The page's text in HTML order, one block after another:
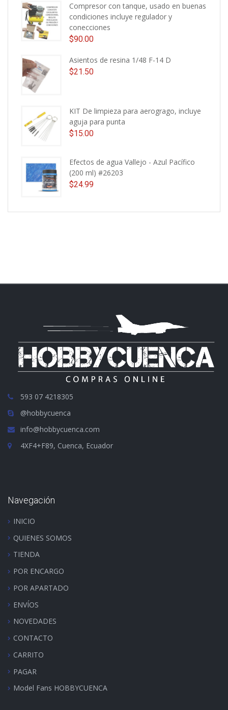
Compresor con tanque, usado en buenas
condiciones incluye regulador y
conecciones
$90.00
Asientos de resina 1/48 F-14 D
$21.50
KIT De limpieza para aerogrago, incluye
aguja para punta
$15.00
Efectos de agua Vallejo - Azul Pacífico
(200 ml) #26203
$24.99
593 07 4218305
@hobbycuenca
info@hobbycuenca.com
4XF4+F89, Cuenca, Ecuador
Navegación
INICIO
QUIENES SOMOS
TIENDA
POR ENCARGO
POR APARTADO
ENVÍOS
NOVEDADES
CONTACTO
CARRITO
PAGAR
Model Fans HOBBYCUENCA